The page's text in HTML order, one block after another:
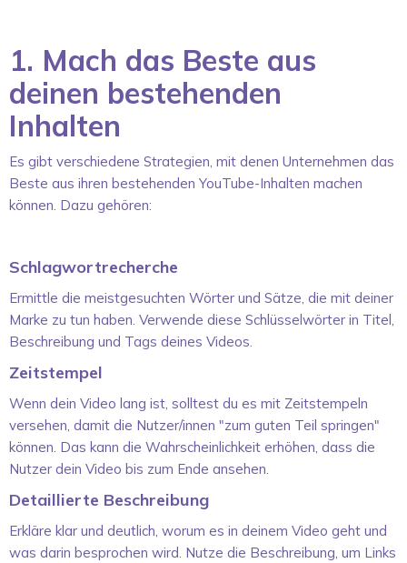
1. Mach das Beste aus
deinen bestehenden
Inhalten
Es gibt verschiedene Strategien, mit denen Unternehmen das
Beste aus ihren bestehenden YouTube-Inhalten machen
können. Dazu gehören:
Schlagwortrecherche
Ermittle die meistgesuchten Wörter und Sätze, die mit deiner
Marke zu tun haben. Verwende diese Schlüsselwörter in Titel,
Beschreibung und Tags deines Videos.
Zeitstempel
Wenn dein Video lang ist, solltest du es mit Zeitstempeln
versehen, damit die Nutzer/innen "zum guten Teil springen"
können. Das kann die Wahrscheinlichkeit erhöhen, dass die
Nutzer dein Video bis zum Ende ansehen.
Detaillierte Beschreibung
Erkläre klar und deutlich, worum es in deinem Video geht und
was darin besprochen wird. Nutze die Beschreibung, um Links